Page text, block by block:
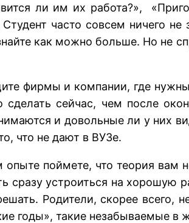
ли им их работа?»,
часто совсем ничего
как можно больше. Но не
фирмы и компании, где
сейчас, чем после
и довольные ли у них
что не дают в ВУЗе.
опыте поймете, что теория вам
сразу устроиться на хорошую
Родители, скорее всего,
годы», такие незабываемые в